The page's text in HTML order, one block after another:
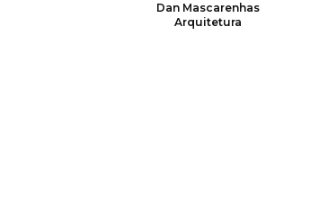
Dan Mascarenhas
Arquitetura